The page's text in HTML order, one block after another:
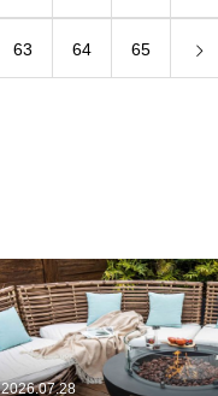
63 64 65
2026.07.25